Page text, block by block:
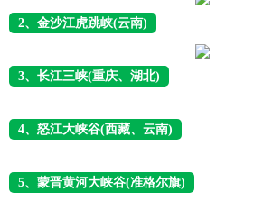
2、金沙江虎跳峡(云南)
3、长江三峡(重庆、湖北)
4、怒江大峡谷(西藏、云南)
5、蒙晋黄河大峡谷(准格尔旗)